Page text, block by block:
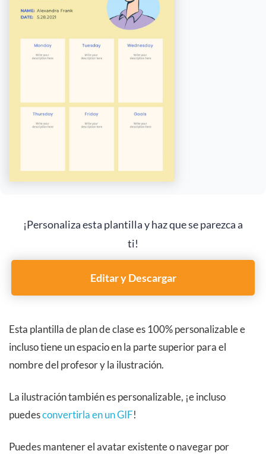
¡Personaliza esta plantilla y haz que se parezca a
ti!
Editar y Descargar
Esta plantilla de plan de clase es 100% personalizable e
incluso tiene un espacio en la parte superior para el
nombre del profesor y la ilustración.
La ilustración también es personalizable, ¡e incluso
puedesconvertirla en un GIF!
Puedes mantener el avatar existente o navegar por